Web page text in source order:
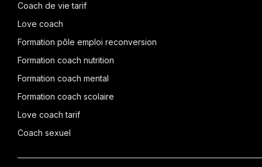
Coach de vie tarif
Love coach
Formation pôle emploi reconversion
Formation coach nutrition
Formation coach mental
Formation coach scolaire
Love coach tarif
Coach sexuel